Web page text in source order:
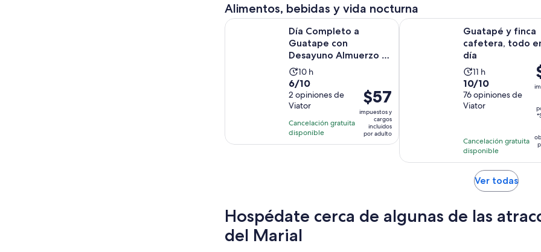
Alimentos, bebidas y vida nocturna
Día Completo a
Guatape con
Desayuno Almuerzo y
Tour en Barco
La
actividad
dura
10
horas
10 h
6.0
de
10
con
2
opiniones
6/10
2 opiniones de
Viator
Cancelación gratuita
disponible
El
precio
es
de
$57.
$57
impuestos y
cargos
incluidos
por adulto
Día Completo a Guatape con Desayuno Almuerzo y Tour en Barco Se
Guatapé y finca
cafetera, todo
día
La
actividad
dura
11
11 h
10.0
de
10
opiniones
10/10
76 opiniones de
Viator
Cancelación gratuita
disponible
Guatapé y finca cafetera, todo
Ver todasSe
una
Hospédate cerca de algunas de las
del Marial